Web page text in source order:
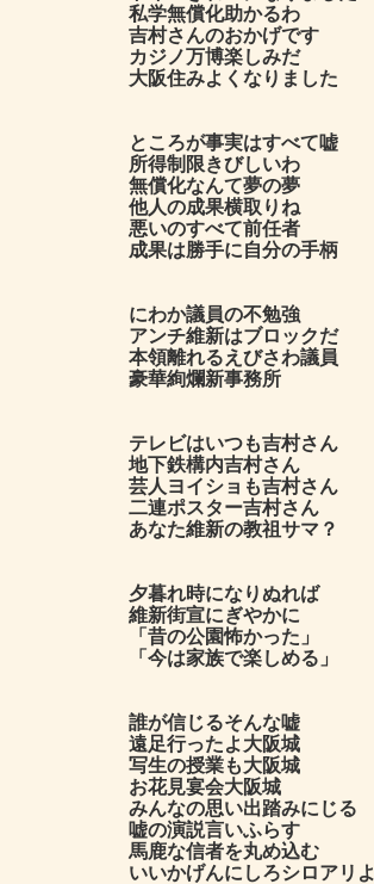
私学無償化助かるわ
吉村さんのおかげです
カジノ万博楽しみだ
大阪住みよくなりました
ところが事実はすべて嘘
所得制限きびしいわ
無償化なんて夢の夢
他人の成果横取りね
悪いのすべて前任者
成果は勝手に自分の手柄
にわか議員の不勉強
アンチ維新はブロックだ
本領離れるえびさわ議員
豪華絢爛新事務所
テレビはいつも吉村さん
地下鉄構内吉村さん
芸人ヨイショも吉村さん
二連ポスター吉村さん
あなた維新の教祖サマ？
夕暮れ時になりぬれば
維新街宣にぎやかに
「昔の公園怖かった」
「今は家族で楽しめる」
誰が信じるそんな嘘
遠足行ったよ大阪城
写生の授業も大阪城
お花見宴会大阪城
みんなの思い出踏みにじる
嘘の演説言いふらす
馬鹿な信者を丸め込む
いいかげんにしろシロアリよ